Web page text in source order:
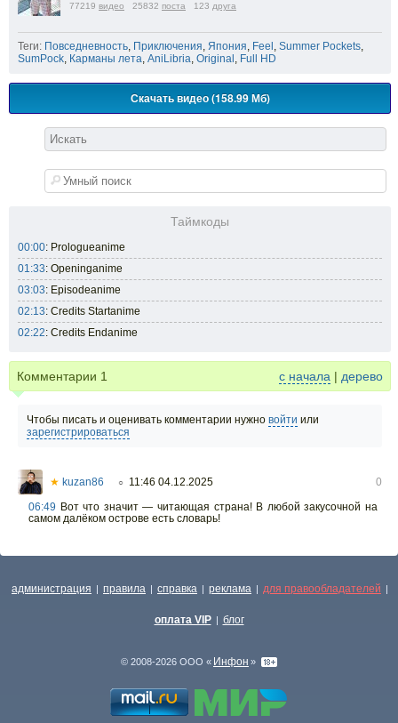
77219 видео 25832 поста 123 друга
Теги: Повседневность, Приключения, Япония, Feel , Summer Pockets,
SumPock, Карманы лета, AniLibria, Original , Full HD
Скачать видео (158.99 Мб)
Таймкоды
00:00: Prologueanime
01:33: Openinganime
03:03: Episodeanime
02:13: Credits Startanime
02:22: Credits Endanime
Комментарии 1 с начала | дерево
Чтобы писать и оценивать комментарии нужно войти или
зарегистрироваться
★ kuzan86 ○ 11:46 04.12.2025
0
06:49 Вот что значит — читающая страна! В любой закусочной на
самом далёком острове есть словарь!
администрация | правила | справка | реклама | для правообладателей |
оплата VIP | блог
© 2008-2026 ООО « Инфон »